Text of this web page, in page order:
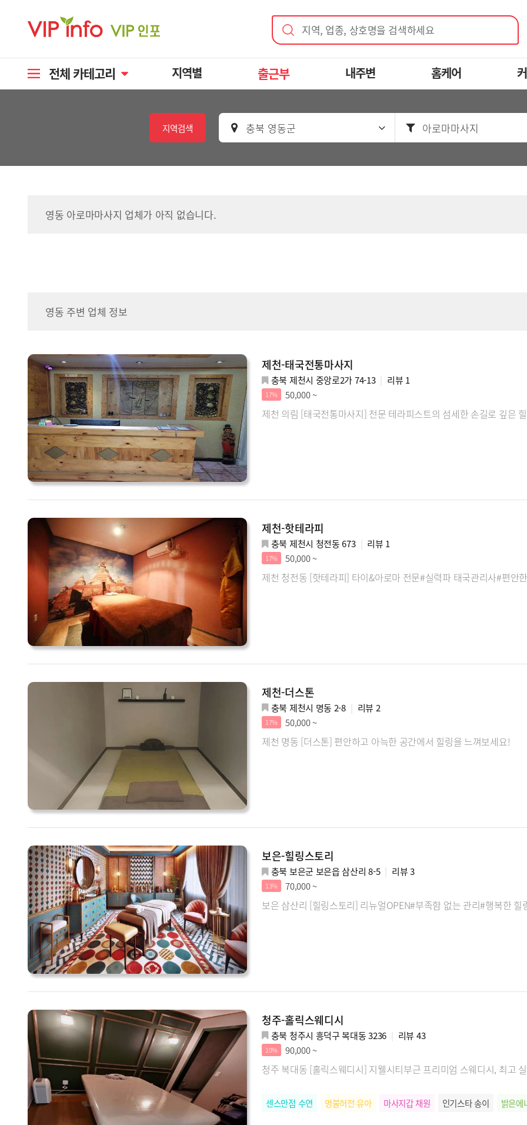
지역, 업종, 상호명을 검색하세요
전체 카테고리 지역별 출근부 내주변 홈케어
지역검색 충북 영동군 아로마마사지
영동 아로마마사지 업체가 아직 없습니다.
영동 주변 업체 정보
제천-태국전통마사지
충북 제천시 중앙로2가 74-13 리뷰 1
17% 50,000 ~
제천 의림 [태국전통마사지] 전문 테라피스트의 섬세한 손길로 깊은
제천-핫테라피
충북 제천시 청전동 673 리뷰 1
17% 50,000 ~
제천 청전동 [핫테라피] 타이&아로마 전문#실력파 태국관리사#편안
제천-더스톤
충북 제천시 명동 2-8 리뷰 2
17% 50,000 ~
제천 명동 [더스톤] 편안하고 아늑한 공간에서 힐링을 느껴보세요!
보은-힐링스토리
충북 보은군 보은읍 삼산리 8-5 리뷰3
13% 70,000 ~
보은 삼산리 [힐링스토리] 리뉴얼OPEN#부족함 없는 관리#행복한 힐
청주-홀릭스웨디시
충북 청주시 흥덕구 복대동 3236 리뷰 43
10% 90,000 ~
청주 복대동 [홀릭스웨디시] 지웰시티부근 프리미엄 스웨디시, 최고
센스만점 수연 명불허전 유아 마사지갑 채원 인기스타 송이 밝은에